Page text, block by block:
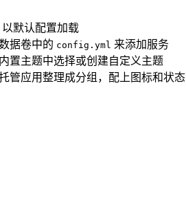
默认配置加载
据卷中的 config.yml 来添加服务
置主题中选择或创建自定义主题
管应用整理成分组，配上图标和状态